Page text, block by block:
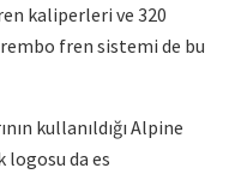
kaliperleri ve 320
fren sistemi de bu
kullanıldığı Alpine
logosu da es